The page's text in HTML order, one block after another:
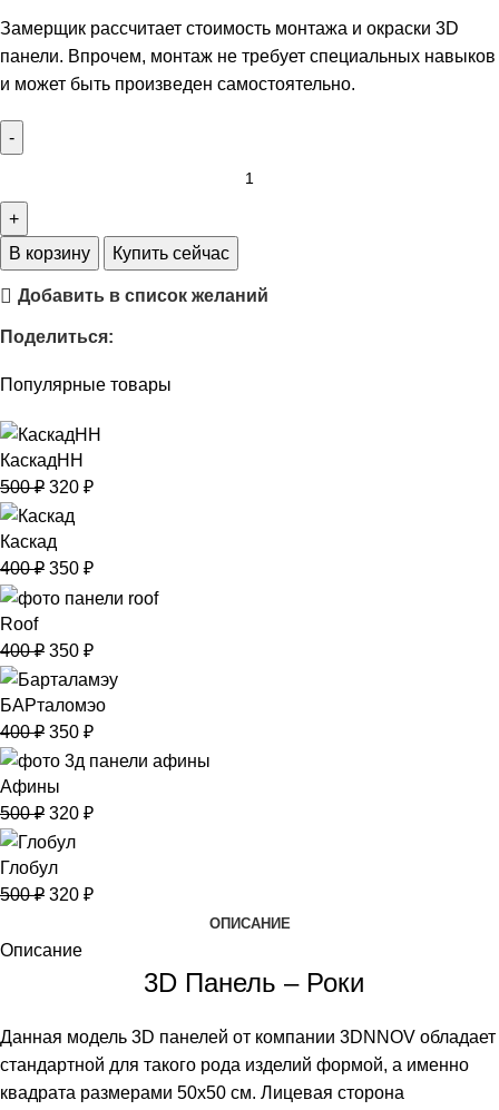
Замерщик рассчитает стоимость монтажа и окраски 3D
панели. Впрочем, монтаж не требует специальных навыков
и может быть произведен самостоятельно.
В корзину Купить сейчас
Добавить в список желаний
Поделиться:
Популярные товары
КаскадНН
500₽ 320 ₽
Каскад
400₽ 350 ₽
Roof
400₽ 350 ₽
БАРталомэо
400₽ 350 ₽
Афины
500₽ 320 ₽
Глобул
500₽ 320 ₽
ОПИСАНИЕ
Описание
3D Панель – Роки
Данная модель 3D панелей от компании 3DNNOV обладает
стандартной для такого рода изделий формой, а именно
квадрата размерами 50х50 см. Лицевая сторона